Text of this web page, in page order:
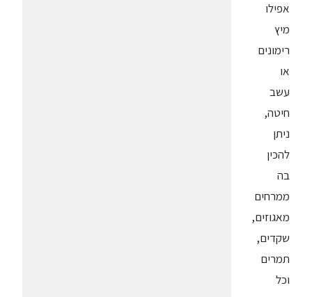
אפילו
מיץ
רימונים
או
עשב
חיטה,
ניתן
להכין
בה
ממרחים
מאגוזים,
שקדים,
תמרים
וכל